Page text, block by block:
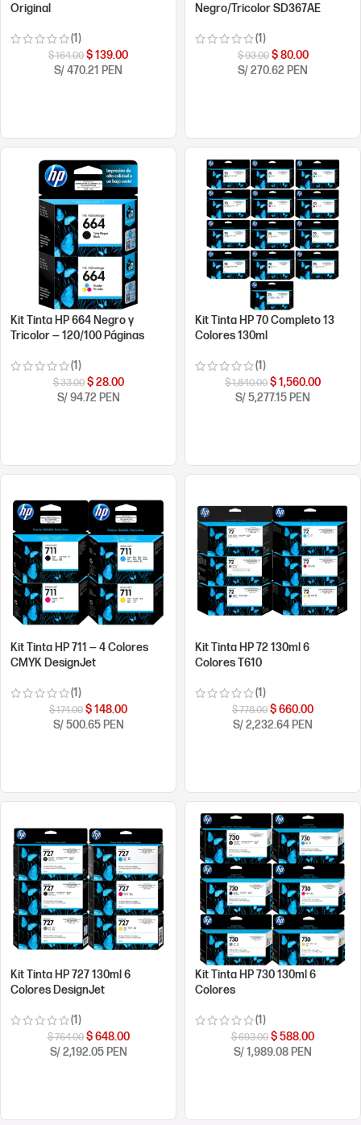
Original
(1)
$164.00 $139.00
S/ 470.21 PEN
Negro/Tricolor SD367AE
(1)
$93.00 $80.00
S/ 270.62 PEN
Kit Tinta HP 664 Negro y
Tricolor — 120/100 Páginas
(1)
$33.00 $28.00
S/ 94.72 PEN
Kit Tinta HP 70 Completo 13
Colores 130ml
(1)
$1,840.00 $1,560.00
S/ 5,277.15 PEN
Kit Tinta HP 711 — 4 Colores
CMYK DesignJet
(1)
$174.00 $148.00
S/ 500.65 PEN
Kit Tinta HP 72 130ml 6
Colores T610
(1)
$778.00 $660.00
S/ 2,232.64 PEN
Kit Tinta HP 727 130ml 6
Colores DesignJet
(1)
$764.00 $648.00
S/ 2,192.05 PEN
Kit Tinta HP 730 130ml 6
Colores
(1)
$693.00 $588.00
S/ 1,989.08 PEN